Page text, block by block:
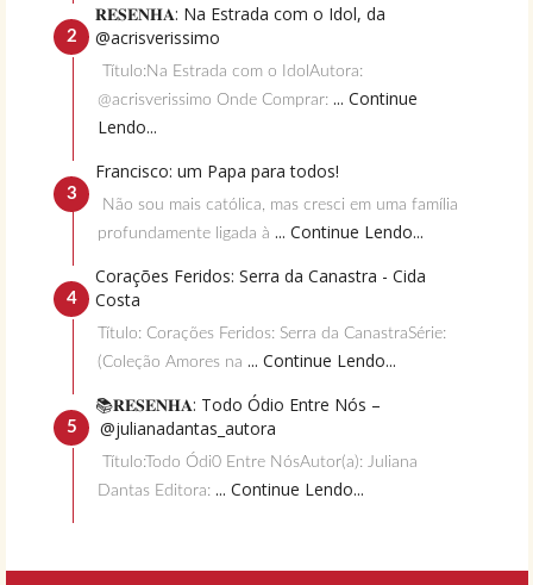
𝐑𝐄𝐒𝐄𝐍𝐇𝐀: Na Estrada com o Idol, da
@acrisverissimo
Título:Na Estrada com o IdolAutora:
@acrisverissimo Onde Comprar: ... Continue
Lendo...
Francisco: um Papa para todos!
Não sou mais católica, mas cresci em uma família
profundamente ligada à ... Continue Lendo...
Corações Feridos: Serra da Canastra - Cida
Costa
Título: Corações Feridos: Serra da CanastraSérie:
(Coleção Amores na ... Continue Lendo...
📚𝐑𝐄𝐒𝐄𝐍𝐇𝐀: Todo Ódio Entre Nós –
@julianadantas_autora
Título:Todo Ódi0 Entre NósAutor(a): Juliana
Dantas Editora: ... Continue Lendo...